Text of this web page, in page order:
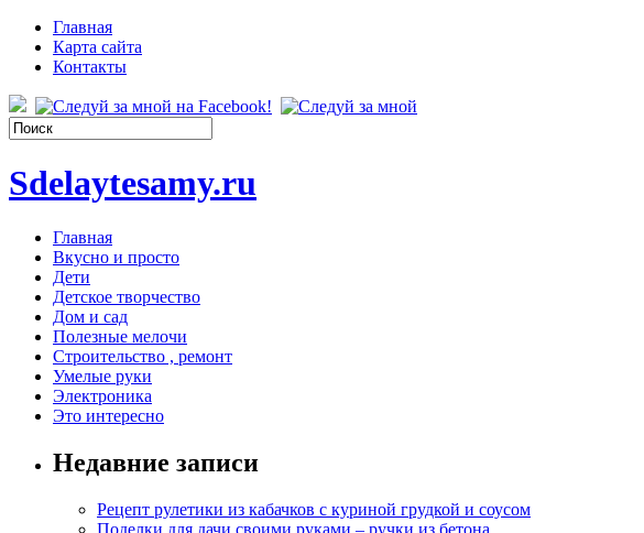
Главная
Карта сайта
Контакты
Sdelaytesamy.ru
Главная
Вкусно и просто
Дети
Детское творчество
Дом и сад
Полезные мелочи
Строительство , ремонт
Умелые руки
Электроника
Это интересно
Недавние записи
Рецепт рулетики из кабачков с куриной грудкой и соусом
Поделки для дачи своими руками – ручки из бетона